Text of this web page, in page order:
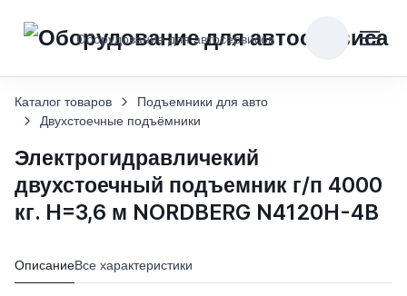
Оборудование для автосервисов
Каталог товаров
Подъемники для авто
Двухстоечные подъёмники
Электрогидравличекий
двухстоечный подъемник г/п 4000
кг. H=3,6 м NORDBERG N4120H-4B
ОписаниеВсе характеристики